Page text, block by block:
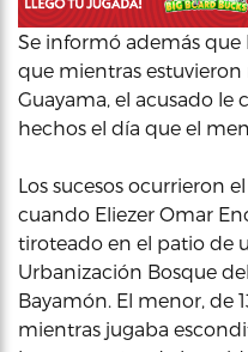
Se informó además que
que mientras
Guayama, el acusado
hechos el día que el
Los sucesos ocurrieron
cuando Eliezer Omar
tiroteado en el patio de
Urbanización Bosque
Bayamón. El menor, de
mientras jugaba